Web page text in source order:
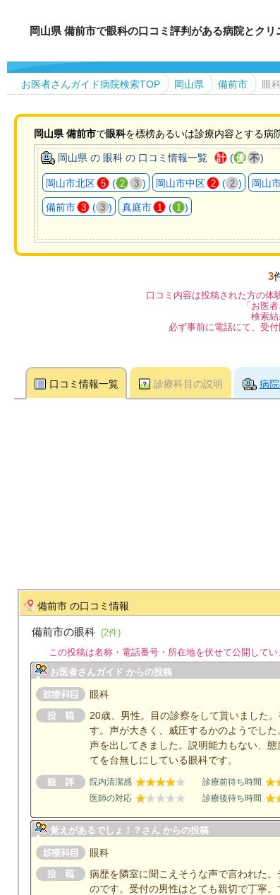
岡山県 備前市で眼科の口コミ評判がある病院とクリ
お医者さんガイド病院検索TOP 岡山県 備前市 眼
岡山県 備前市で眼科を標榜あるいは診療内容とする病
岡山県 の 眼科 の 口コミ情報一覧 計 (優 不)
岡山市北区 5 ( 2 3 ) 岡山市中区 2 ( 2 ) 岡山
備前市 3 ( 3 ) 真庭市 1 ( 1 )
3
口コミ内容は投稿された方の体
「お医
検索
必ず事前に電話にて、受
口コミ情報一覧 診療科目の説明 病
備前市 の口コミ情報
備前市の眼科 (2件)
この投稿は名称・電話番号・所在地を伏せて公開してい
お医者さんガイド からの投稿
眼科
20歳、男性。目の診察をして貰いました
す。声が大きく、威圧するかのようでし
声を出してきました。説明能力もない、
てを台無しにしている眼科です。
院内清潔感 診療前待ち時間
医師の対応
診療後待ち時間
覚えがあるでしょ！？さん からの投稿
眼科
病歴を隣室に聞こえそうな声で言われた
のです。受付の男性はとても親切で丁寧